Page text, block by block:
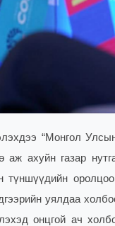
“Монгол
аж ахуйн газар
түншүүдийн
уялдаа
онцгой ач